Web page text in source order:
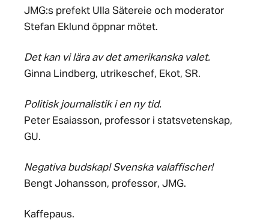
JMG:s prefekt Ulla Sätereie och moderator
Stefan Eklund öppnar mötet.
Det kan vi lära av det amerikanska valet.
Ginna Lindberg, utrikeschef, Ekot, SR.
Politisk journalistik i en ny tid.
Peter Esaiasson, professor i statsvetenskap,
GU.
Negativa budskap! Svenska valaffischer!
Bengt Johansson, professor, JMG.
Kaffepaus.